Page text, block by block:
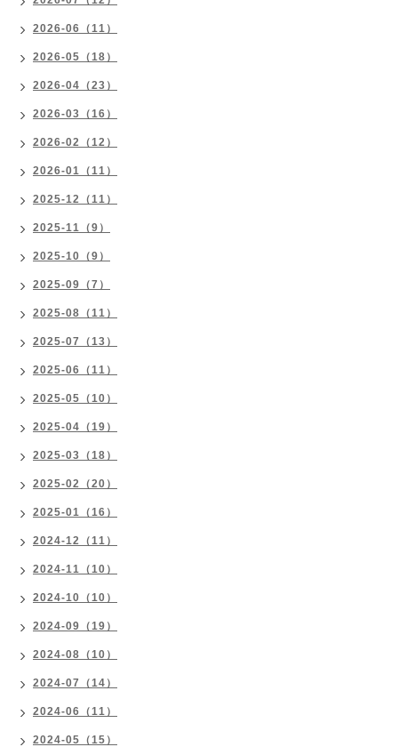
2026-06（11）
2026-05（18）
2026-04（23）
2026-03（16）
2026-02（12）
2026-01（11）
2025-12（11）
2025-11（9）
2025-10（9）
2025-09（7）
2025-08（11）
2025-07（13）
2025-06（11）
2025-05（10）
2025-04（19）
2025-03（18）
2025-02（20）
2025-01（16）
2024-12（11）
2024-11（10）
2024-10（10）
2024-09（19）
2024-08（10）
2024-07（14）
2024-06（11）
2024-05（15）